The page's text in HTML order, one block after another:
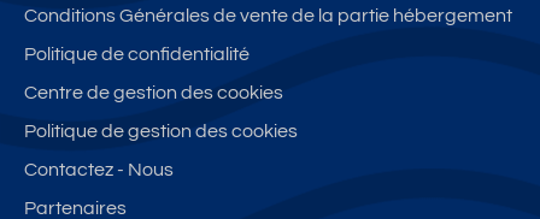
Conditions Générales de vente de la partie hébergement
Politique de confidentialité
Centre de gestion des cookies
Politique de gestion des cookies
Contactez - Nous
Partenaires